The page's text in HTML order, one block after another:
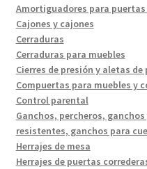
Amortiguadores para puertas
Cajones y cajones
Cerraduras
Cerraduras para muebles
Cierres de presión y aletas
Compuertas para muebles y
Control parental
Ganchos, percheros,
resistentes, ganchos para
Herrajes de mesa
Herrajes de puertas